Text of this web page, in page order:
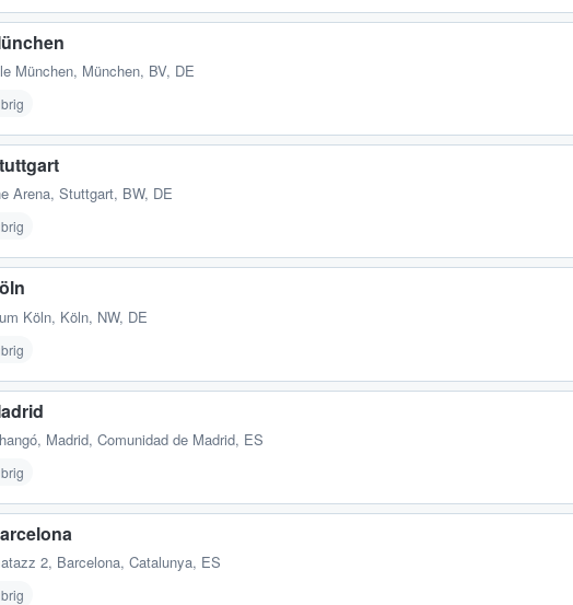
München, München, BV, DE
Arena, Stuttgart, BW, DE
Köln, Köln, NW, DE
, Madrid, Comunidad de Madrid, ES
2, Barcelona, Catalunya, ES